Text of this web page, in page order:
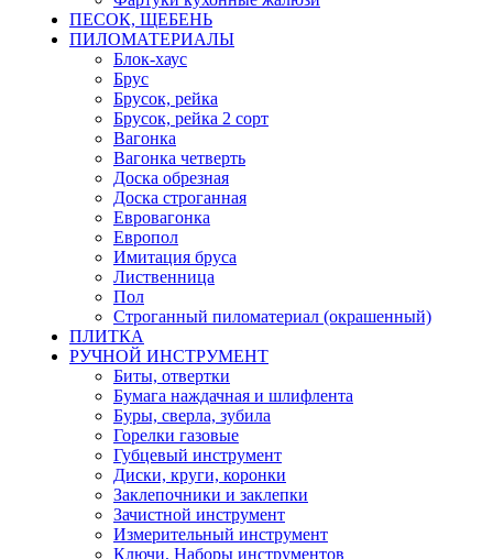
ПЕСОК, ЩЕБЕНЬ
ПИЛОМАТЕРИАЛЫ
Блок-хаус
Брус
Брусок, рейка
Брусок, рейка 2 сорт
Вагонка
Вагонка четверть
Доска обрезная
Доска строганная
Евровагонка
Европол
Имитация бруса
Лиственница
Пол
Строганный пиломатериал (окрашенный)
ПЛИТКА
РУЧНОЙ ИНСТРУМЕНТ
Биты, отвертки
Бумага наждачная и шлифлента
Буры, сверла, зубила
Горелки газовые
Губцевый инструмент
Диски, круги, коронки
Заклепочники и заклепки
Зачистной инструмент
Измерительный инструмент
Ключи, Наборы инструментов